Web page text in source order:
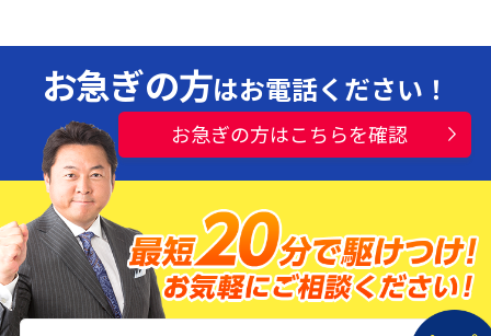
お急ぎの方はお電話ください！
お急ぎの方はこちらを確認
水漏れ・つまり・修理お電話一本ですぐ